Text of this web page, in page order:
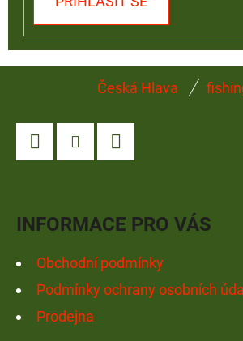
Česká Hlava
INFORMACE PRO VÁS
Obchodní podmínky
Podmínky ochrany osobních
Prodejna